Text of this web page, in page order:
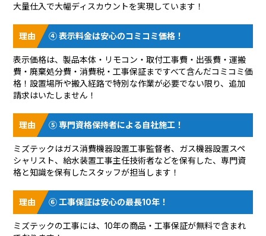
大量仕入で大幅ディスカウントを実現しています！
④ 表示料金は安心のコミコミ価格！
表示価格は、製品本体・リモコン・取付工事費・出張費・運搬
費・廃棄処分費・消費税・工事保証まですべて含んだコミコミ価
格！設置場所や搬入経路で特別な作業が必要でない限り、追加
請求はいたしません！
⑤ 専門資格保持者による自社施工！
ミズテックはガス消費機器設置工事監督者、ガス機器設置スペ
シャリスト、給水装置工事主任技術者などを保有した、専門資
格と知識を保有したスタッフが担当します！
⑥ 工事保証は安心の最長10年！
ミズテックの工事には、10年の商品・工事保証が無料で含まれ